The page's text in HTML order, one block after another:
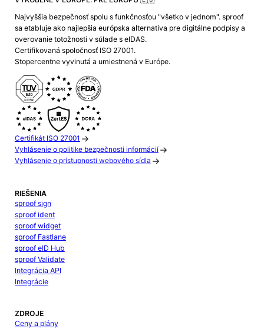
Najvyššia bezpečnosť spolu s funkčnosťou "všetko v jednom". sproof
sa etabluje ako najlepšia európska alternatíva pre digitálne podpisy a
overovanie totožnosti v súlade s eIDAS.
Certifikovaná spoločnosť ISO 27001.
Stopercentne vyvinutá a umiestnená v Európe.
Certifikát ISO 27001
Vyhlásenie o politike bezpečnosti informácií
Vyhlásenie o prístupnosti webového sídla
RIEŠENIA
sproof sign
sproof ident
sproof widget
sproof Fastlane
sproof eID Hub
sproof Validate
Integrácia API
Integrácie
ZDROJE
Ceny a plány